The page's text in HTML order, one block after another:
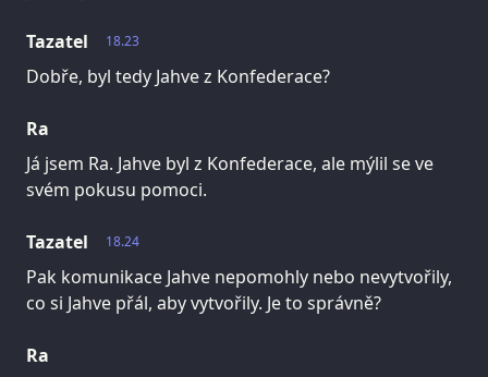
18.23
Tazatel
Dobře, byl tedy Jahve z Konfederace?
Ra
Já jsem Ra. Jahve byl z Konfederace, ale mýlil se ve
svém pokusu pomoci.
18.24
Tazatel
Pak komunikace Jahve nepomohly nebo nevytvořily,
co si Jahve přál, aby vytvořily. Je to správně?
Ra